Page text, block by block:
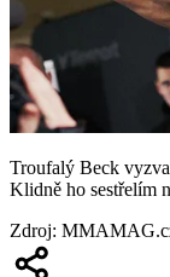
Troufalý Beck
Klidně ho sestřelím
Zdroj: